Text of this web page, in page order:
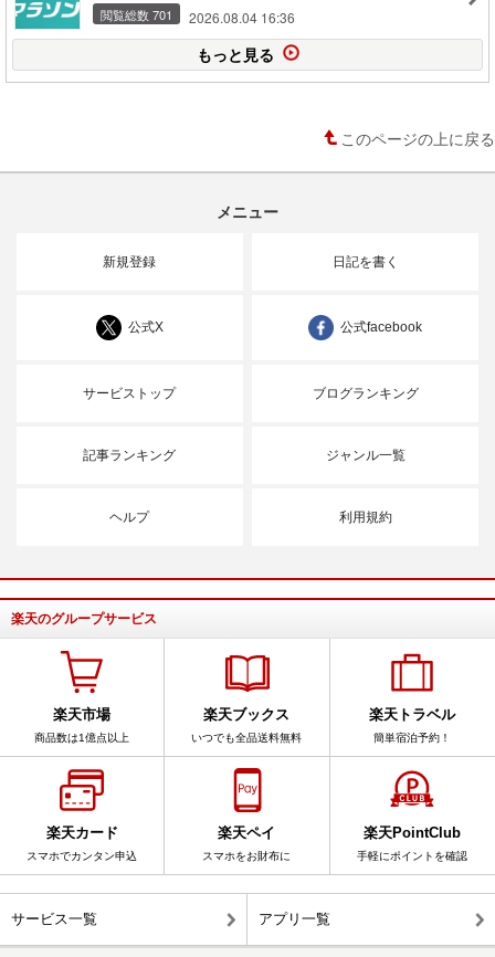
閲覧総数 701 2026.08.04 16:36
もっと見る
このページの上に戻る
メニュー
新規登録 日記を書く
公式X 公式facebook
サービストップ ブログランキング
記事ランキング ジャンル一覧
ヘルプ 利用規約
楽天のグループサービス
楽天市場
商品数は1億点以上
楽天ブックス
いつでも全品送料無料
楽天トラベル
簡単宿泊予約！
楽天カード
スマホでカンタン申込
楽天ペイ
スマホをお財布に
楽天PointClub
手軽にポイントを確認
サービス一覧 アプリ一覧